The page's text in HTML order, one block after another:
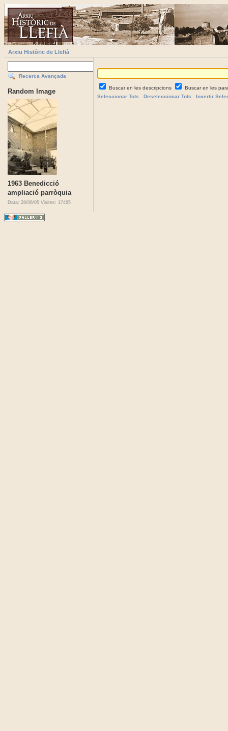
Arxiu Històric de Llefià
Recerca Avançada
Random Image
1963 Benedicció
ampliació parròquia
Data: 28/06/05 Visites: 17465
Buscar en les descripcions
Buscar en les
Seleccionar Tots
Deseleccionar Tots Invertir